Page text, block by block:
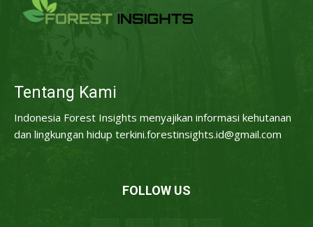
Tentang Kami
Indonesia Forest Insights menyajikan informasi kehutanan
dan lingkungan hidup terkini.forestinsights.id@gmail.com
FOLLOW US